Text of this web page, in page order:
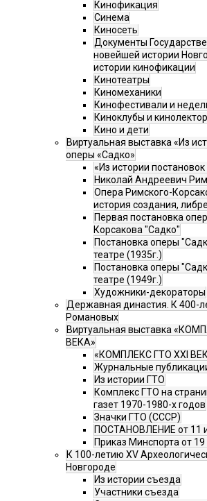
Кинофикация
Синема
Киносеть
Документы
новейшей истории
истории кинофикации
Кинотеатры
Киномеханики
Кинофестивали и
Киноклубы и
Кино и дети
Виртуальная выставка «Из
оперы «Садко»
«Из истории
Николай Андреевич
Опера Римского-
история создания,
Первая постановка
Корсакова "Садко"
Постановка оперы
театре (1935г.)
Постановка оперы
театре (1949г.)
Художники-декораторы
Державная династия. К 400-
Романовых
Виртуальная выставка
ВЕКА»
«КОМПЛЕКС ГТО XXI
Журнальные
Из истории ГТО
Комплекс ГТО на
газет 1970-1980-х годов
Значки ГТО (СССР)
ПОСТАНОВЛЕНИЕ от 11
Приказ Минспорта от 19
К 100-летию XV
Новгороде
Из истории съезда
Участники съезда